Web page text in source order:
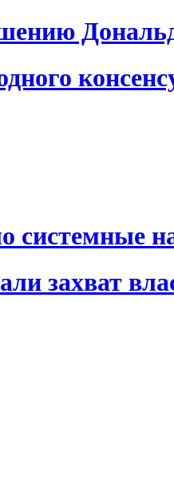
системные
захват